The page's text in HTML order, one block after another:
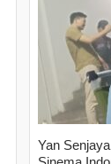
Yan